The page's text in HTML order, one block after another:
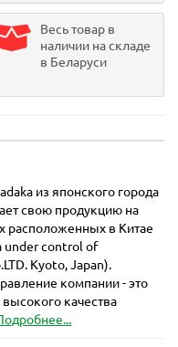
Весь товар в
наличии на складе
в Беларуси
из японского города
свою продукцию на
расположенных в Китае
under control of
Kyoto, Japan).
компании - это
качества